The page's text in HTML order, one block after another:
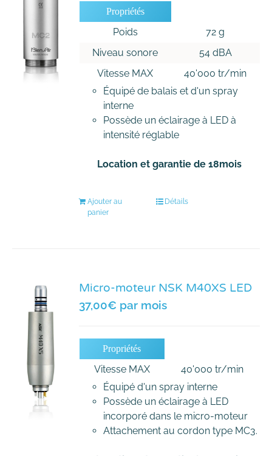
Propriétés
Poids
72 g
Niveau sonore
54 dBA
Vitesse MAX
40'000 tr/min
Équipé de balais et d'un spray
interne
Possède un éclairage à LED à
intensité réglable
Location et garantie de 18mois
Ajouter au
panier
Détails
Micro-moteur NSK M40XS LED
37,00€ par mois
Propriétés
Vitesse MAX
40'000 tr/min
Équipé d'un spray interne
Possède un éclairage à LED
incorporé dans le micro-moteur
Attachement au cordon type MC3.